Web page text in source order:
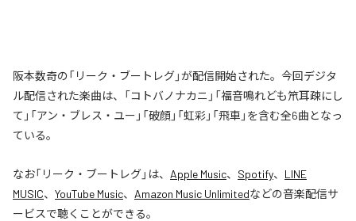
阪本数奇の「リーク・ブートレグ」が配信開始された。今回デジタ
ル配信された楽曲は、「コトバノナカニ」「福音鳴れども笊耳疎にし
て」「アン・ブレス・ユー」「破顔」「虹彩」「飛車」を含む全6曲となっ
ている。
なお「リーク・ブートレグ」は、 Apple Music、 Spotify、 LINE
MUSIC、 YouTube Music、 Amazon Music Unlimitedなどの音楽配信サ
ービスで聴くことができる。